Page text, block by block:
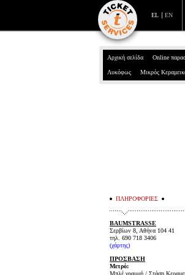
EN
EL
Αρχική σελίδα Online
Λυκόφως Μικρός
ΠΛΗΡΟΦΟΡΙΕΣ
BAUMSTRASSE
Σερβίων 8, Αθήνα 104 41
τηλ. 690 718 3406
(χάρτης)
ΠΡΟΣΒΑΣΗ
Μετρό:
Μπλέ γραμμή / Στάση